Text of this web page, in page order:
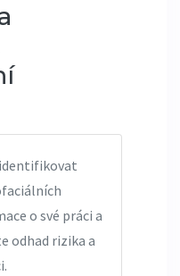
o své práci a
odhad rizika a